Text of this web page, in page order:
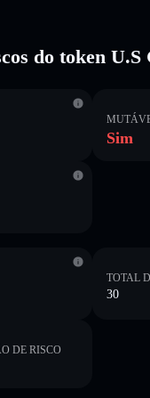
do token U.S
Sim
TOTAL
30
DE RISCO